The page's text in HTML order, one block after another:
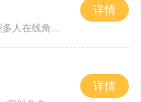
传奇Mir4官网是一款备受瞩目的大型多人在线角色扮演游戏。游戏融合了西方与东方的元素，拥有精美的画面和华丽的特效，给玩家带来身临其境的游戏体验。为了满足不同玩家的需求，
详情
详情